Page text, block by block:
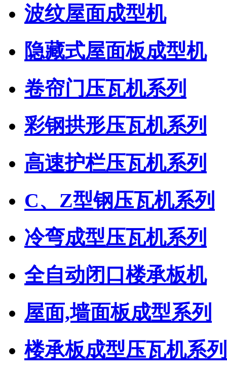
波纹屋面成型机
隐藏式屋面板成型机
卷帘门压瓦机系列
彩钢拱形压瓦机系列
高速护栏压瓦机系列
C、Z型钢压瓦机系列
冷弯成型压瓦机系列
全自动闭口楼承板机
屋面,墙面板成型系列
楼承板成型压瓦机系列